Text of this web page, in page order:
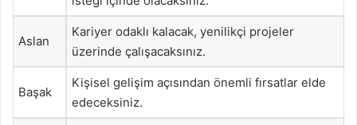
Aslan
Kariyer odaklı kalacak, yenilikçi projeler
üzerinde çalışacaksınız.
Başak
Kişisel gelişim açısından önemli fırsatlar elde
edeceksiniz.